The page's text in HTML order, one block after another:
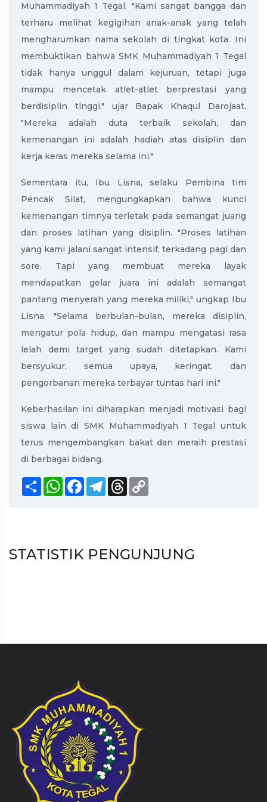
Muhammadiyah 1 Tegal. "Kami sangat bangga dan
terharu melihat kegigihan anak-anak yang telah
mengharumkan nama sekolah di tingkat kota. Ini
membuktikan bahwa SMK Muhammadiyah 1 Tegal
tidak hanya unggul dalam kejuruan, tetapi juga
mampu mencetak atlet-atlet berprestasi yang
berdisiplin tinggi," ujar Bapak Khaqul Darojaat.
"Mereka adalah duta terbaik sekolah, dan
kemenangan ini adalah hadiah atas disiplin dan
kerja keras mereka selama ini."
Sementara itu, Ibu Lisna, selaku Pembina tim
Pencak Silat, mengungkapkan bahwa kunci
kemenangan timnya terletak pada semangat juang
dan proses latihan yang disiplin. "Proses latihan
yang kami jalani sangat intensif, terkadang pagi dan
sore. Tapi yang membuat mereka layak
mendapatkan gelar juara ini adalah semangat
pantang menyerah yang mereka miliki," ungkap Ibu
Lisna. "Selama berbulan-bulan, mereka disiplin,
mengatur pola hidup, dan mampu mengatasi rasa
lelah demi target yang sudah ditetapkan. Kami
bersyukur, semua upaya, keringat, dan
pengorbanan mereka terbayar tuntas hari ini."
Keberhasilan ini diharapkan menjadi motivasi bagi
siswa lain di SMK Muhammadiyah 1 Tegal untuk
terus mengembangkan bakat dan meraih prestasi
di berbagai bidang.
ShareWhatsApp
FacebookTelegram
Threads
STATISTIK PENGUNJUNG